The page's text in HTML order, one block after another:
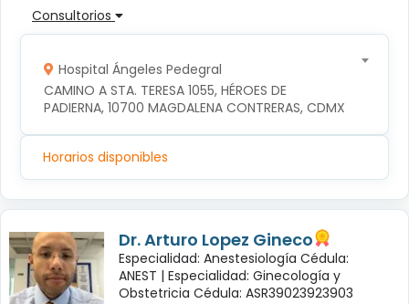
Consultorios
Hospital Ángeles Pedegral
CAMINO A STA. TERESA 1055, HÉROES DE
PADIERNA, 10700 MAGDALENA CONTRERAS, CDMX
Horarios disponibles
Dr. Arturo Lopez Gineco
Especialidad: Anestesiología Cédula:
ANEST | Especialidad: Ginecología y
Obstetricia Cédula: ASR39023923903